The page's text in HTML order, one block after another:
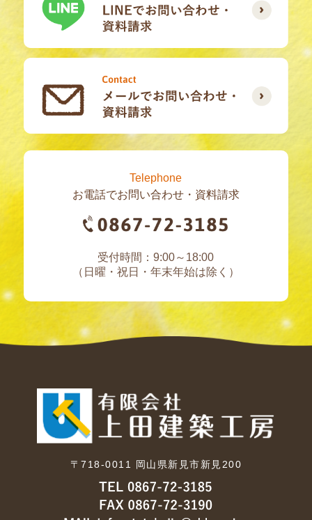
Telephone
お電話でお問い合わせ・資料請求
受付時間：9:00～18:00
（日曜・祝日・年末年始は除く）
〒718-0011 岡山県新見市新見200